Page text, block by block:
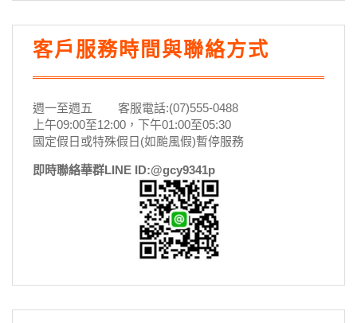
客戶服務時間與聯絡方式
週一至週五 客服電話:(07)555-0488
上午09:00至12:00，下午01:00至05:30
國定假日或特殊假日(如颱風假)暫停服務
即時聯絡華群LINE ID:@gcy9341p